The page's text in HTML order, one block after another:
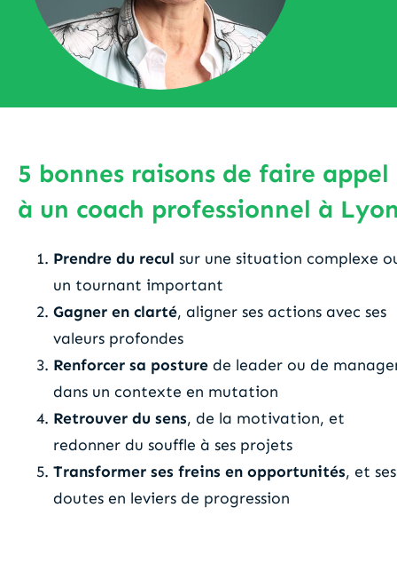
5 bonnes raisons de faire appel
à un coach professionnel à
Prendre du recul sur une situation complexe
un tournant important
Gagner en clarté, aligner ses actions avec ses
valeurs profondes
Renforcer sa posture de leader ou de
dans un contexte en mutation
Retrouver du sens, de la motivation, et
redonner du souffle à ses projets
Transformer ses freins en opportunités, et ses
doutes en leviers de progression